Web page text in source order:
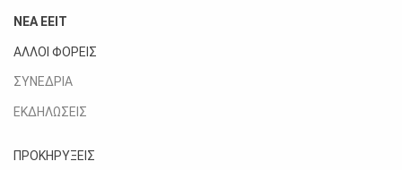
ΝΕΑ ΕΕΙΤ
ΑΛΛΟΙ ΦΟΡΕΙΣ
ΣΥΝΕΔΡΙΑ
ΕΚΔΗΛΩΣΕΙΣ
ΠΡΟΚΗΡΥΞΕΙΣ